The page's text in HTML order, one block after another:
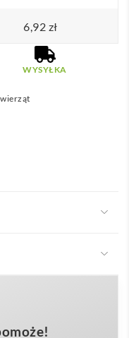
6,92 zł
WYSYŁKA
stylowe i